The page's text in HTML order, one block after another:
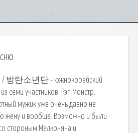
/ 방탄소년단 - южнокорейский
семи участников: Рэп Монстр.
мужик уже очень давно не
жену и вообще. Возможно и были
стороным Мелконяна и